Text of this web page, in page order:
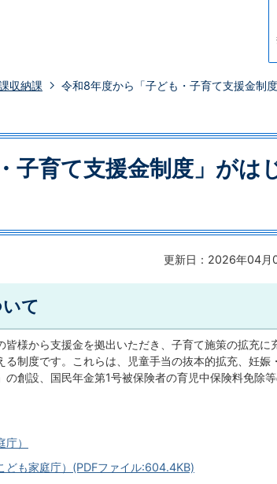
収納課 令和8年度から「子ども・子育て支援金制
子育て支援金制度」がは
更新日：2026年04月
て
様から支援金を拠出いただき、子育て施策の拡充に
制度です。これらは、児童手当の抜本的拡充、妊娠・
創設、国民年金第1号被保険者の育児中保険料免除
）
ども家庭庁）(PDFファイル:604.4KB)